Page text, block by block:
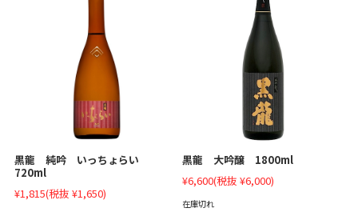
黒龍 純吟 いっちょらい
720ml
¥1,815(税抜 ¥1,650)
黒龍 大吟醸 1800ml
¥6,600(税抜 ¥6,000)
在庫切れ